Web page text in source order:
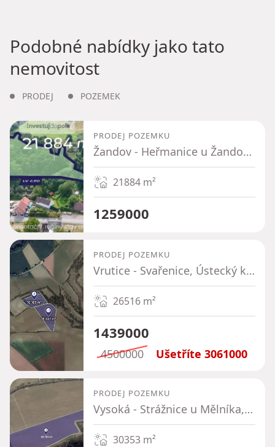
Podobné nabídky jako tato
nemovitost
PRODEJ POZEMEK
PRODEJ POZEMKU
Žandov - Heřmanice u Žandova, Liberecký kraj
21884 m²
1259000
PRODEJ POZEMKU
Vrutice - Svařenice, Ústecký kraj
26516 m²
1439000
4500000 Ušetříte 3061000
PRODEJ POZEMKU
Vysoká - Strážnice u Mělníka, Středočeský kraj
30353 m²